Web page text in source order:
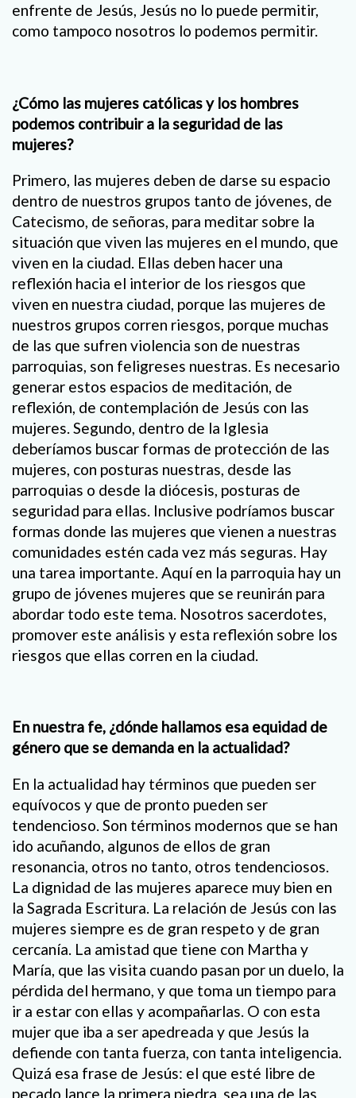
enfrente de Jesús, Jesús no lo puede permitir,
como tampoco nosotros lo podemos permitir.
¿Cómo las mujeres católicas y los hombres
podemos contribuir a la seguridad de las
mujeres?
Primero, las mujeres deben de darse su espacio
dentro de nuestros grupos tanto de jóvenes, de
Catecismo, de señoras, para meditar sobre la
situación que viven las mujeres en el mundo, que
viven en la ciudad. Ellas deben hacer una
reflexión hacia el interior de los riesgos que
viven en nuestra ciudad, porque las mujeres de
nuestros grupos corren riesgos, porque muchas
de las que sufren violencia son de nuestras
parroquias, son feligreses nuestras. Es necesario
generar estos espacios de meditación, de
reflexión, de contemplación de Jesús con las
mujeres. Segundo, dentro de la Iglesia
deberíamos buscar formas de protección de las
mujeres, con posturas nuestras, desde las
parroquias o desde la diócesis, posturas de
seguridad para ellas. Inclusive podríamos buscar
formas donde las mujeres que vienen a nuestras
comunidades estén cada vez más seguras. Hay
una tarea importante. Aquí en la parroquia hay un
grupo de jóvenes mujeres que se reunirán para
abordar todo este tema. Nosotros sacerdotes,
promover este análisis y esta reflexión sobre los
riesgos que ellas corren en la ciudad.
En nuestra fe, ¿dónde hallamos esa equidad de
género que se demanda en la actualidad?
En la actualidad hay términos que pueden ser
equívocos y que de pronto pueden ser
tendencioso. Son términos modernos que se han
ido acuñando, algunos de ellos de gran
resonancia, otros no tanto, otros tendenciosos.
La dignidad de las mujeres aparece muy bien en
la Sagrada Escritura. La relación de Jesús con las
mujeres siempre es de gran respeto y de gran
cercanía. La amistad que tiene con Martha y
María, que las visita cuando pasan por un duelo, la
pérdida del hermano, y que toma un tiempo para
ir a estar con ellas y acompañarlas. O con esta
mujer que iba a ser apedreada y que Jesús la
defiende con tanta fuerza, con tanta inteligencia.
Quizá esa frase de Jesús: el que esté libre de
pecado lance la primera piedra, sea una de las